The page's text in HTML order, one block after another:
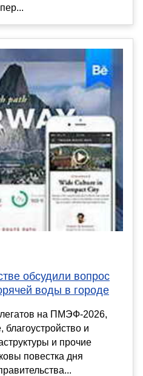
обсудили вопрос
воды в городе
на ПМЭФ-2026,
и
и прочие
повестка дня